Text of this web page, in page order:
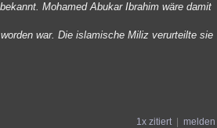
Mohamed Abukar Ibrahim wäre damit
war. Die islamische Miliz verurteilte sie
1x zitiert melden